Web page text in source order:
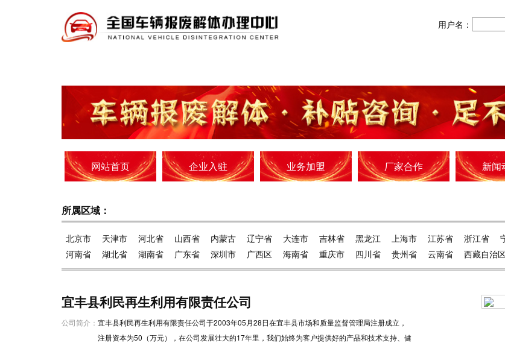
用户名：
网站首页 企业入驻 业务加盟 厂家合作 新闻
所属区域：
北京市 天津市 河北省 山西省 内蒙古 辽宁省 大连市 吉林省 黑龙江 上海市 江苏省 浙江省
河南省
湖北省 湖南省 广东省 深圳市 广西区 海南省 重庆市 四川省 贵州省 云南省 西藏自治
宜丰县利民再生利用有限责任公司
公司简介： 宜丰县利民再生利用有限责任公司于2003年05月28日在宜丰县市场和质量监督管理局注册成立，
注册资本为50（万元），在公司发展壮大的17年里，我们始终为客户提供好的产品和技术支持、健